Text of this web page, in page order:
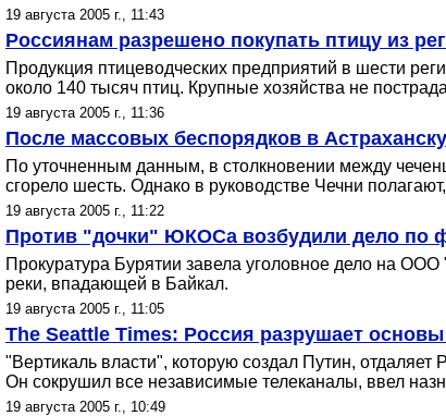
19 августа 2005 г., 11:43
Россиянам разрешено покупать птицу из
Продукция птицеводческих предприятий в шести
около 140 тысяч птиц. Крупные хозяйства не
19 августа 2005 г., 11:36
После массовых беспорядков в
По уточненным данным, в столкновении между
сгорело шесть. Однако в руководстве Чечни
19 августа 2005 г., 11:22
Против "дочки" ЮКОСа возбудили дело по
Прокуратура Бурятии завела уголовное дело на
реки, впадающей в Байкал.
19 августа 2005 г., 11:05
The Seattle Times: Россия разрушает
"Вертикаль власти", которую создал Путин,
Он сокрушил все независимые телеканалы, ввел
19 августа 2005 г., 10:49